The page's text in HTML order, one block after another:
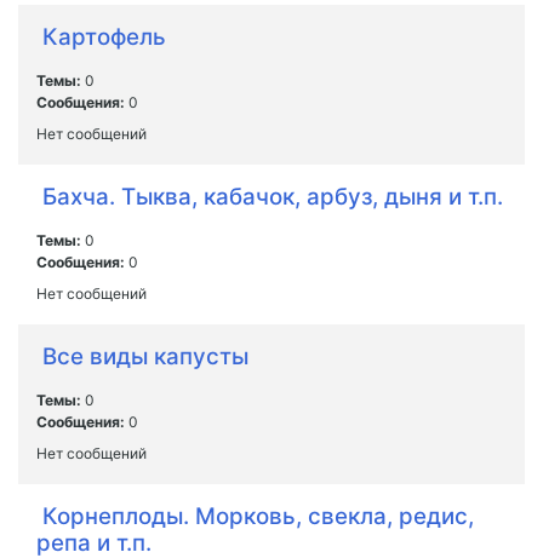
Картофель
Темы: 0
Сообщения: 0
Нет сообщений
Бахча. Тыква, кабачок, арбуз, дыня и т.п.
Темы: 0
Сообщения: 0
Нет сообщений
Все виды капусты
Темы: 0
Сообщения: 0
Нет сообщений
Корнеплоды. Морковь, свекла, редис,
репа и т.п.